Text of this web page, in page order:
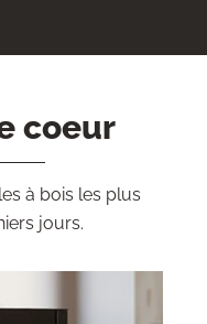
coeur
à bois les plus
jours.